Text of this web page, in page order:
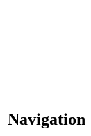
Navigation